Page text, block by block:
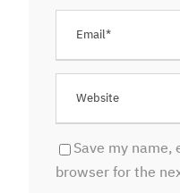
Save my
browser for the